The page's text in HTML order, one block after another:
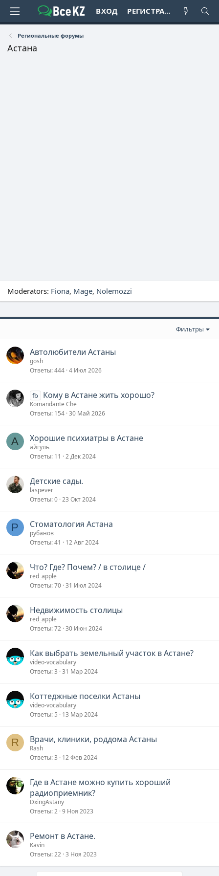
ВХОД РЕГИСТРАЦИЯ
Региональные форумы
Астана
Moderators: Fiona Mage Nolemozzi
Фильтры
Автолюбители Астаны
gosh
Ответы 444 4 Июл 2026
fb Кому в Астане жить хорошо?
Komandante Che
Ответы 154 30 Май 2026
А Хорошие психиатры в Астане
айгуль
Ответы 11 2 Дек 2024
Детские сады.
laspever
Ответы 0 23 Окт 2024
Р Стоматология Астана
рубанов
Ответы 41 12 Авг 2024
Что? Где? Почем? / в столице /
red_apple
Ответы 70 31 Июл 2024
Недвижимость столицы
red_apple
Ответы 72 30 Июн 2024
Как выбрать земельный участок в Астане?
video-vocabulary
Ответы 3 31 Мар 2024
Коттеджные поселки Астаны
video-vocabulary
Ответы 5 13 Мар 2024
R Врачи, клиники, роддома Астаны
Rash
Ответы 3 12 Фев 2024
Где в Астане можно купить хороший
радиоприемник?
DxingAstany
Ответы 2 9 Ноя 2023
Ремонт в Астане.
Kavin
Ответы 22 3 Ноя 2023